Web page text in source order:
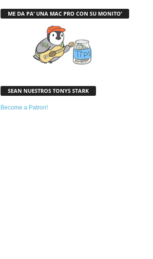
ME DA PA’ UNA MAC PRO CON SU MONITO’
SEAN NUESTROS TONYS STARK
Become a Patron!